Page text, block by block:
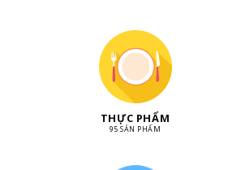
THỰC PHẨM
95 SẢN PHẨM